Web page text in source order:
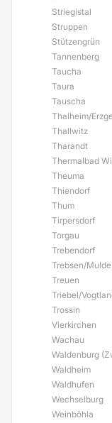
Striegistal
Struppen
Stützengrün
Tannenberg
Taucha
Taura
Tauscha
Thalheim/
Thallwitz
Tharandt
Thermalbad
Theuma
Thiendorf
Thum
Tirpersdorf
Torgau
Trebendorf
Trebsen/Mulde
Treuen
Triebel/
Trossin
Vierkirchen
Wachau
Waldenburg
Waldheim
Waldhufen
Wechselburg
Weinböhla